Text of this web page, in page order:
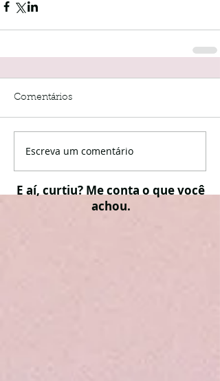
Comentários
Escreva um comentário
E aí, curtiu? Me conta o que você
achou.